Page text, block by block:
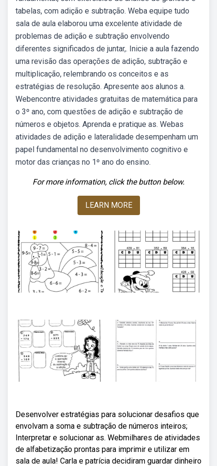
tabelas, com adição e subtração. Weba equipe tudo
sala de aula elaborou uma excelente atividade de
problemas de adição e subtração envolvendo
diferentes significados de juntar,. Inicie a aula fazendo
uma revisão das operações de adição, subtração e
multiplicação, relembrando os conceitos e as
estratégias de resolução. Apresente aos alunos a.
Webencontre atividades gratuitas de matemática para
o 3º ano, com questões de adição e subtração de
números e objetos. Aprenda e pratique as. Webas
atividades de adição e lateralidade desempenham um
papel fundamental no desenvolvimento cognitivo e
motor das crianças no 1º ano do ensino.
For more information, click the button below.
LEARN MORE
Desenvolver estratégias para solucionar desafios que
envolvam a soma e subtração de números inteiros;
Interpretar e solucionar as. Webmilhares de atividades
de alfabetização prontas para imprimir e utilizar em
sala de aula! Carla e patrícia decidiram guardar dinheiro